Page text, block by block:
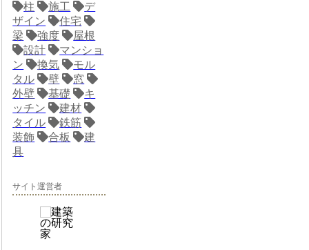
柱
施工
デ
ザイン
住宅
梁
強度
屋根
設計
マンショ
ン
換気
モル
タル
壁
窓
外壁
基礎
キ
ッチン
建材
タイル
鉄筋
装飾
合板
建
具
サイト運営者